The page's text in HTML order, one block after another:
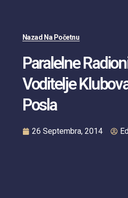
Nazad Na Početnu
Paralelne
Voditelje
Posla
26 Septembra, 2014